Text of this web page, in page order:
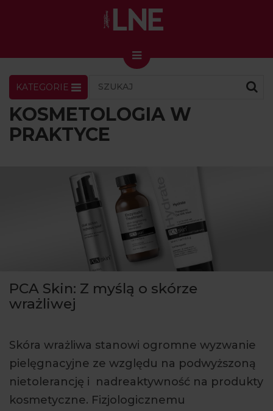
LNENEWS
KONGRES I TARGI
VIDEO
PODCAST
MAGAZYN
O NAS
PRENUMERATA
ARTYKUŁY
KATEGORIE
KOSMETOLOGIA W
PRAKTYCE
PCA Skin: Z myślą o skórze
wrażliwej
Skóra wrażliwa stanowi ogromne wyzwanie
pielęgnacyjne ze względu na podwyższoną
nietolerancję i nadreaktywność na produkty
kosmetyczne. Fizjologicznemu